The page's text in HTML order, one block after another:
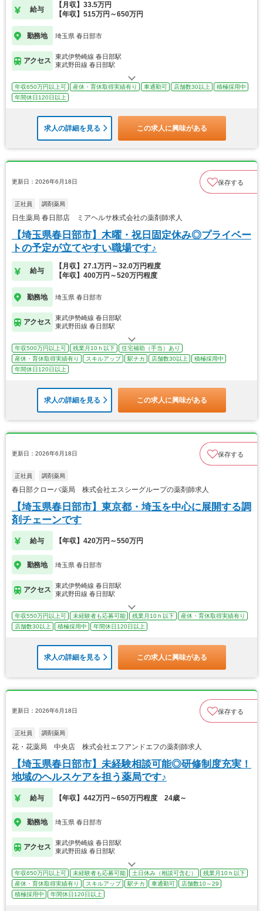
給与
【月収】33.5万円
【年収】515万円～650万円
勤務地 埼玉県 春日部市
アクセス
東武伊勢崎線 春日部駅
東武野田線 春日部駅
年収650万円以上可 産休・育休取得実績有り 車通勤可 店舗数30以上
積極採用中
年間休日120日以上
求人の詳細を見る この求人に興味がある
更新日：2026年6月18日 保存する
正社員 調剤薬局
日生薬局 春日部店 ミアヘルサ株式会社の薬剤師求人
【埼玉県春日部市】木曜・祝日固定休み◎プライベー
トの予定が立てやすい職場です♪
給与
【月収】27.1万円～32.0万円程度
【年収】400万円～520万円程度
勤務地 埼玉県 春日部市
アクセス
東武伊勢崎線 春日部駅
東武野田線 春日部駅
年収500万円以上可 残業月10ｈ以下
住宅補助（手当）あり
産休・育休取得実績有り
スキルアップ 駅チカ 店舗数30以上
積極採用中
年間休日120日以上
求人の詳細を見る この求人に興味がある
更新日：2026年6月18日 保存する
正社員 調剤薬局
春日部クローバ薬局 株式会社エスシーグループの薬剤師求人
【埼玉県春日部市】東京都・埼玉を中心に展開する調
剤チェーンです
給与 【年収】420万円～550万円
勤務地 埼玉県 春日部市
アクセス
東武伊勢崎線 春日部駅
東武野田線 春日部駅
年収550万円以上可 未経験者も応募可能 残業月10ｈ以下
産休・育休取得実績有り
店舗数30以上
積極採用中 年間休日120日以上
求人の詳細を見る この求人に興味がある
更新日：2026年6月18日 保存する
正社員 調剤薬局
花・花薬局 中央店 株式会社エフアンドエフの薬剤師求人
【埼玉県春日部市】未経験相談可能◎研修制度充実！
地域のヘルスケアを担う薬局です♪
給与 【年収】442万円～650万円程度 24歳～
勤務地 埼玉県 春日部市
アクセス
東武伊勢崎線 春日部駅
東武野田線 春日部駅
年収650万円以上可 未経験者も応募可能 土日休み（相談可含む）
残業月10ｈ以下
産休・育休取得実績有り
スキルアップ 駅チカ 車通勤可
店舗数10～29
積極採用中
年間休日120日以上